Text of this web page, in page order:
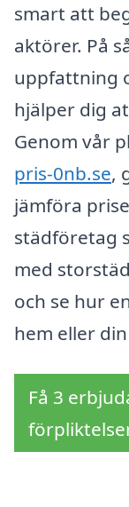
smart att
aktörer. På
uppfattning
hjälper dig
Genom vår
pris-0nb.se,
jämföra
städföretag
med
och se hur
hem eller
Få 3